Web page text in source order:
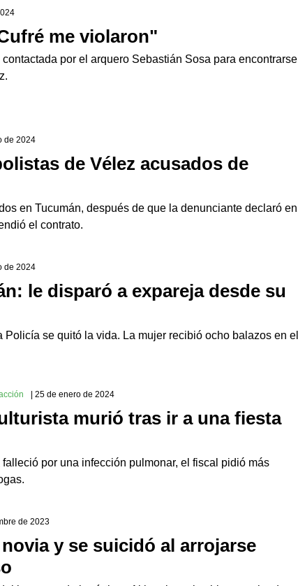
me violaron"
por el arquero Sebastián Sosa para encontrarse
de 2024
de Vélez acusados de
en Tucumán, después de que la denunciante declaró en
el contrato.
de 2024
le disparó a expareja desde su
Policía se quitó la vida. La mujer recibió ocho balazos en el
| 25 de enero de 2024
murió tras ir a una fiesta
por una infección pulmonar, el fiscal pidió más
de 2023
y se suicidó al arrojarse